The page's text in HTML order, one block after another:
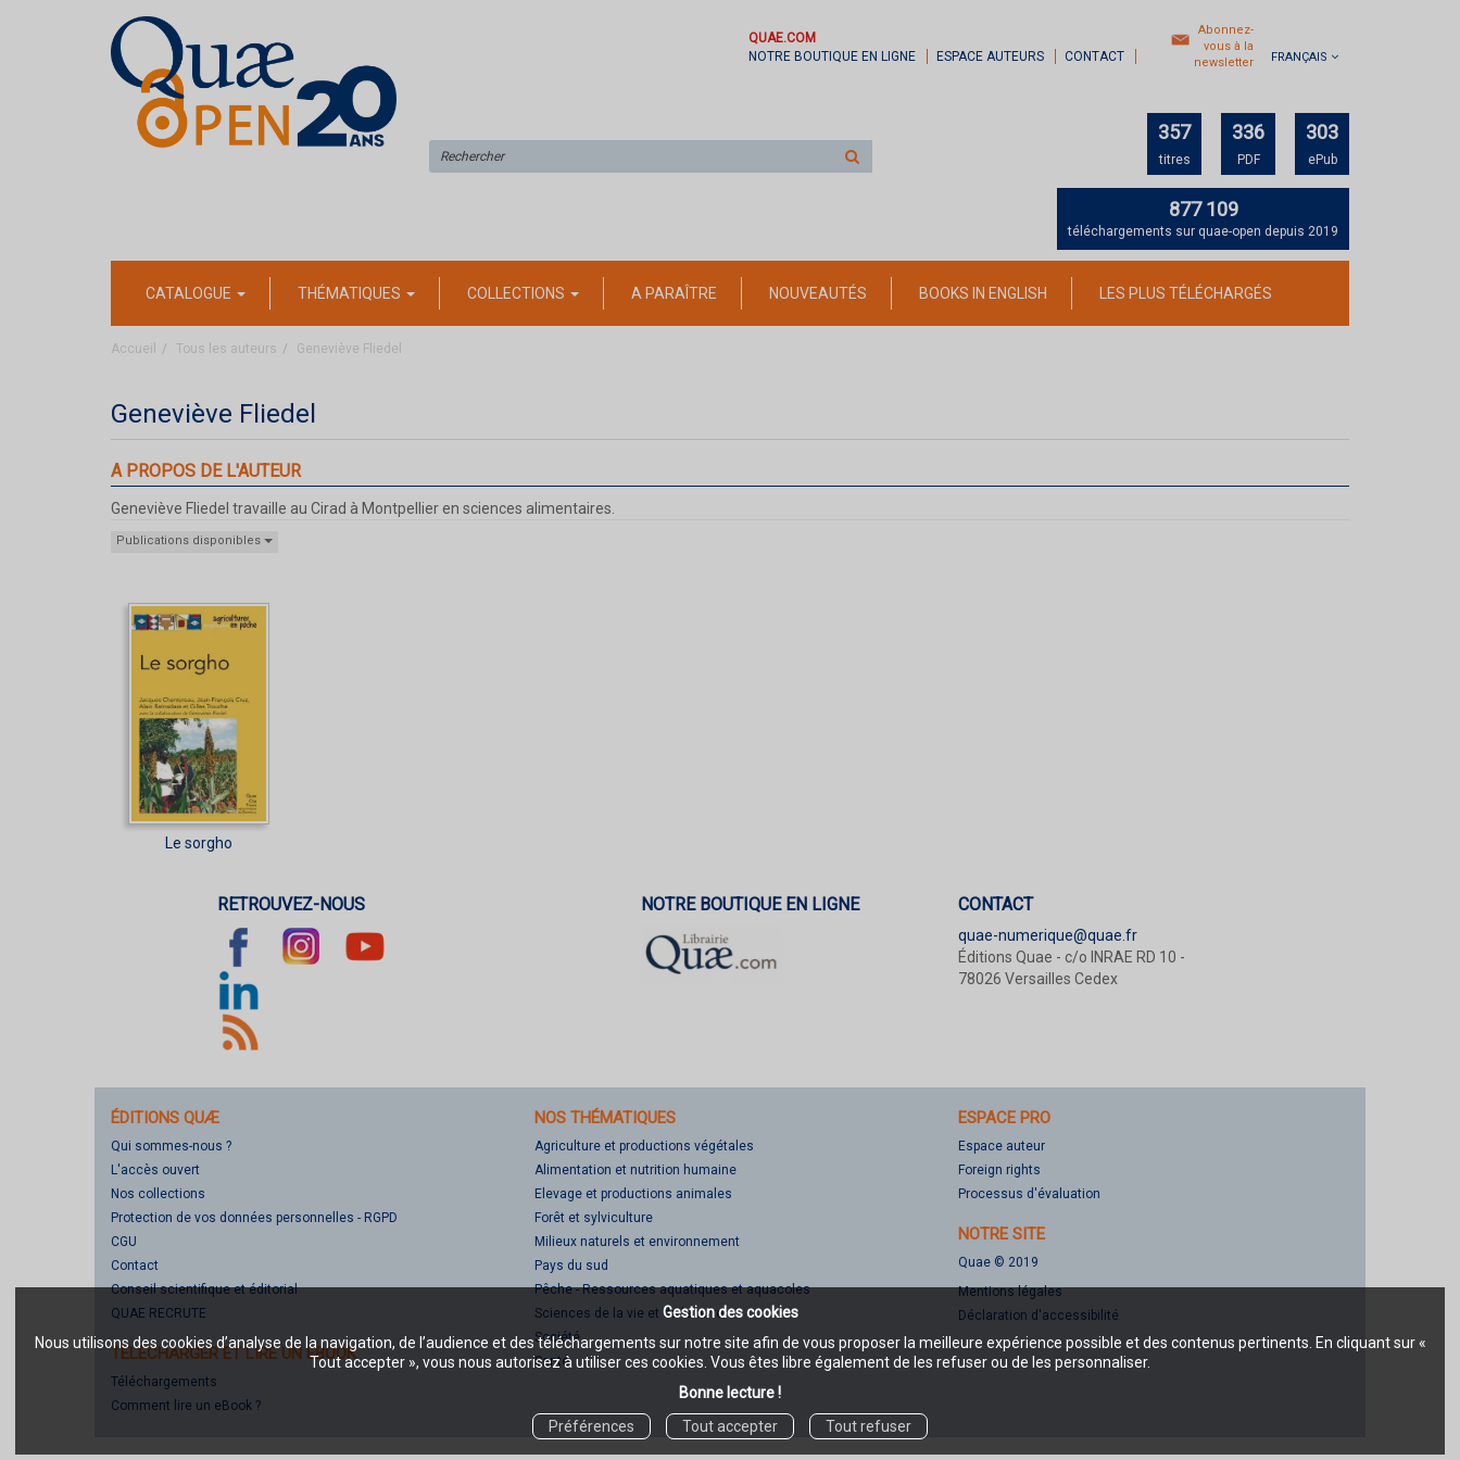
Gestion des cookies
Nous utilisons des cookies d’analyse de la navigation, de l’audience et des téléchargements sur notre site afin de vous proposer la meilleure expérience possible et des contenus pertinents. En cliquant sur «
Tout accepter », vous nous autorisez à utiliser ces cookies. Vous êtes libre également de les refuser ou de les personnaliser.
Bonne lecture !
Préférences
Tout accepter Tout refuser
QUAE.COM
NOTRE BOUTIQUE EN LIGNE
ESPACE AUTEURS CONTACT
Abonnez-
vous à la
newsletter
FRANÇAIS
sur
357
titres
336
PDF
303
ePub
877 109
téléchargements sur quae-open depuis 2019
CATALOGUE THÉMATIQUES COLLECTIONS A PARAÎTRE NOUVEAUTÉS BOOKS IN ENGLISH LES PLUS TÉLÉCHARGÉS
Accueil Tous les auteurs Geneviève Fliedel
Geneviève Fliedel
A PROPOS DE L'AUTEUR
Geneviève Fliedel travaille au Cirad à Montpellier en sciences alimentaires.
Publications disponibles
Le sorgho
RETROUVEZ-NOUS NOTRE BOUTIQUE EN LIGNE CONTACT
quae-numerique@quae.fr
Éditions Quae - c/o INRAE RD 10 -
78026 Versailles Cedex
ÉDITIONS QUÆ
Qui sommes-nous ?
L'accès ouvert
Nos collections
Protection de vos données personnelles - RGPD
CGU
Contact
Conseil scientifique et éditorial
QUAE RECRUTE
TÉLÉCHARGER ET LIRE UN EBOOK
Téléchargements
Comment lire un eBook ?
NOS THÉMATIQUES
Agriculture et productions végétales
Alimentation et nutrition humaine
Elevage et productions animales
Forêt et sylviculture
Milieux naturels et environnement
Pays du sud
Pêche - Ressources aquatiques et aquacoles
Sciences de la vie et de la terre
Société
Santé
ESPACE PRO
Espace auteur
Foreign rights
Processus d'évaluation
NOTRE SITE
Quae © 2019
Mentions légales
Déclaration d'accessibilité